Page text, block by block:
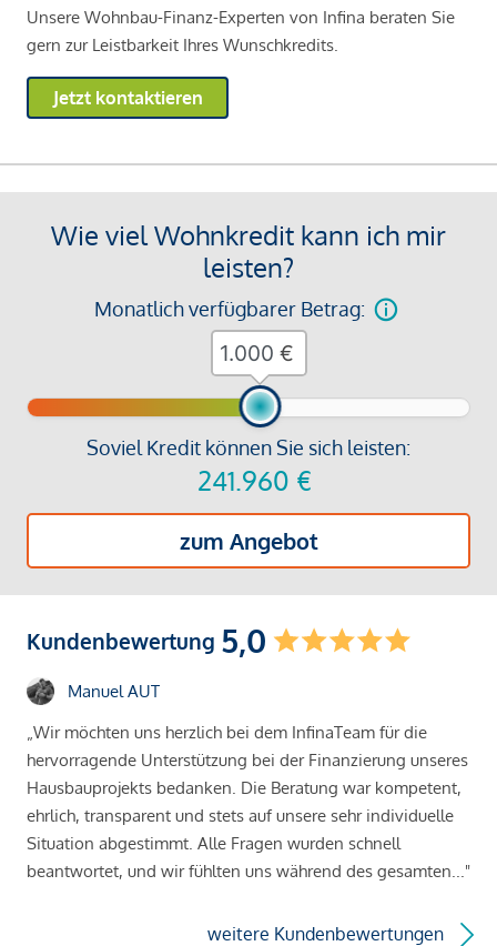
Unsere Wohnbau-Finanz-Experten von Infina beraten Sie
gern zur Leistbarkeit Ihres Wunschkredits.
Jetzt kontaktieren
Wie viel Wohnkredit kann ich mir
leisten?
Monatlich verfügbarer Betrag:
Soviel Kredit können Sie sich leisten:
241.960 €
zum Angebot
€
Kundenbewertung 5,0
Manuel AUT
„Wir möchten uns herzlich bei dem InfinaTeam für die
hervorragende Unterstützung bei der Finanzierung unseres
Hausbauprojekts bedanken. Die Beratung war kompetent,
ehrlich, transparent und stets auf unsere sehr individuelle
Situation abgestimmt. Alle Fragen wurden schnell
beantwortet, und wir fühlten uns während des gesamten..."
weitere Kundenbewertungen